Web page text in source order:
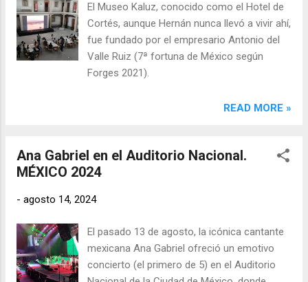
El Museo Kaluz, conocido como el Hotel de
Cortés, aunque Hernán nunca llevó a vivir ahí,
fue fundado por el empresario Antonio del
Valle Ruiz (7ª fortuna de México según
Forges 2021).
READ MORE »
Ana Gabriel en el Auditorio Nacional.
MÉXICO 2024
- agosto 14, 2024
El pasado 13 de agosto, la icónica cantante
mexicana Ana Gabriel ofreció un emotivo
concierto (el primero de 5) en el Auditorio